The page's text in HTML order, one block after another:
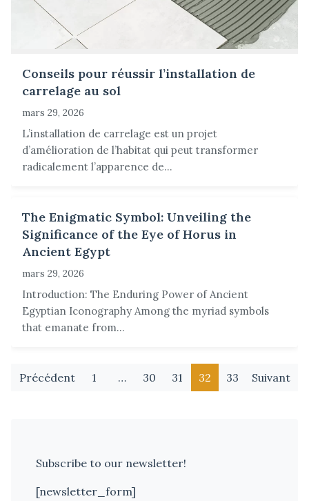
Conseils pour réussir l’installation de
carrelage au sol
mars 29, 2026
L’installation de carrelage est un projet
d’amélioration de l’habitat qui peut transformer
radicalement l’apparence de...
The Enigmatic Symbol: Unveiling the
Significance of the Eye of Horus in
Ancient Egypt
mars 29, 2026
Introduction: The Enduring Power of Ancient
Egyptian Iconography Among the myriad symbols
that emanate from...
Précédent 1 … 30 31 32 33 Suivant
Subscribe to our newsletter!
[newsletter_form]